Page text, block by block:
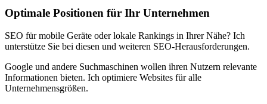
Main
Content
Optimale Positionen für Ihr Unternehmen
SEO für mobile Geräte oder lokale Rankings in Ihrer Nähe? Ich
unterstütze Sie bei diesen und weiteren SEO-Herausforderungen.
Google und andere Suchmaschinen wollen ihren Nutzern relevante
Informationen bieten. Ich optimiere Websites für alle
Unternehmensgrößen.